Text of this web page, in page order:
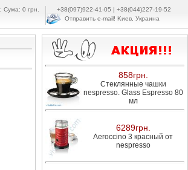
; Cума: 0 грн.
+38(097)922-41-05 | +38(044)227-19-52
Отправить e-mail! Kиeв, Укpaинa
858грн.
Стеклянные чашки
nespresso. Glass Espresso 80
мл
6289грн.
Aeroccino 3 красный от
nespresso